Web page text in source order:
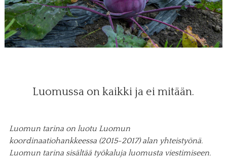
Luomussa on kaikki ja ei mitään.
Luomun tarina on luotu Luomun
koordinaatiohankkeessa (2015-2017) alan yhteistyönä.
Luomun tarina sisältää työkaluja luomusta viestimiseen.